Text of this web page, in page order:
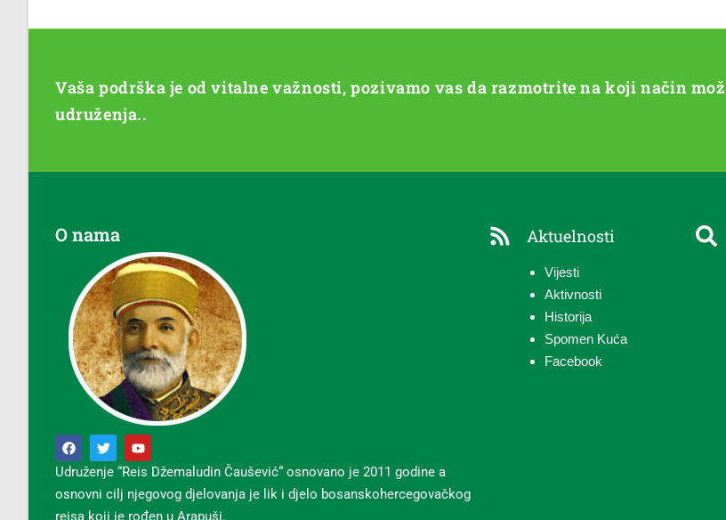
Vaša podrška je od vitalne važnosti, pozivamo vas da razmotrite na koji način
udruženja..
O nama
Udruženje “Reis Džemaludin Čaušević“ osnovano je 2011 godine a
osnovni cilj njegovog djelovanja je lik i djelo bosanskohercegovačkog
Aktuelnosti
Vijesti
Aktivnosti
Historija
Spomen Kuća
Facebook